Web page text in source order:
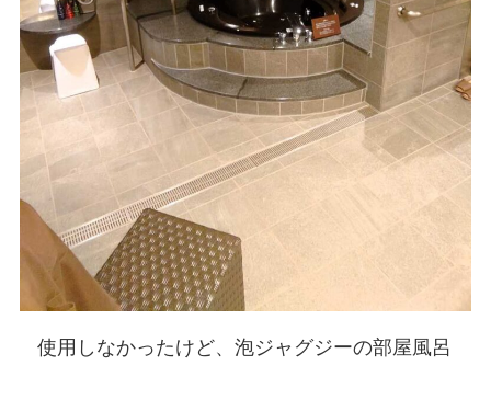
使用しなかったけど、泡ジャグジーの部屋風呂